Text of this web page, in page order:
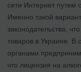
сети Интернет путем
Именно такой
законодательства,
товаров в Украине. В
органами
что лицензия на